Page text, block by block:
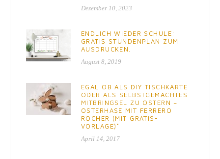
Dezember 10, 2023
ENDLICH WIEDER SCHULE:
GRATIS STUNDENPLAN ZUM
AUSDRUCKEN.
August 8, 2019
EGAL OB ALS DIY TISCHKARTE
ODER ALS SELBSTGEMACHTES
MITBRINGSEL ZU OSTERN –
OSTERHASE MIT FERRERO
ROCHER (MIT GRATIS-
VORLAGE)*
April 14, 2017